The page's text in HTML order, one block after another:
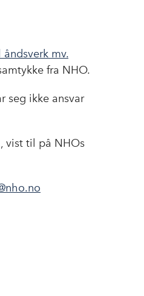
o
o
d
I
t mv.
fra NHO.
seg ikke ansvar
vist til på NHOs